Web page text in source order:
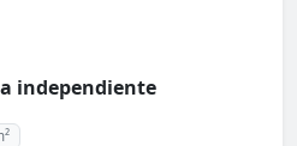
independiente